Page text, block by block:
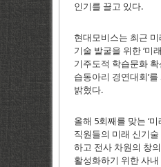
인기를 끌고 있다.
현대모비스는 최근
기술 발굴을 위한 ‘미
기주도적 학습문화 확
습동아리 경연대회’
밝혔다.
올해 5회째를 맞는 ‘
직원들의 미래 신기
하고 전사 차원의 창
활성화하기 위한 사